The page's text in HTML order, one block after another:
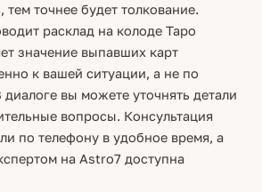
тем точнее будет толкование.
расклад на колоде Таро
значение выпавших карт
к вашей ситуации, а не по
вы можете уточнять детали
вопросы. Консультация
по телефону в удобное время, а
на Astro7 доступна